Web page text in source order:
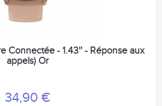
Connectée - 1.43'' - Réponse aux
appels) Or
34,90 €